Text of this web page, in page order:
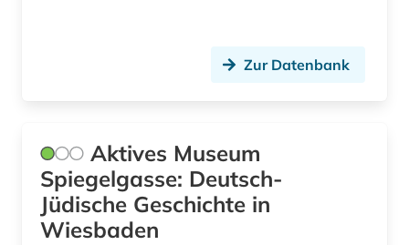
Zur Datenbank
Aktives Museum
Spiegelgasse: Deutsch-
Jüdische Geschichte in
Wiesbaden